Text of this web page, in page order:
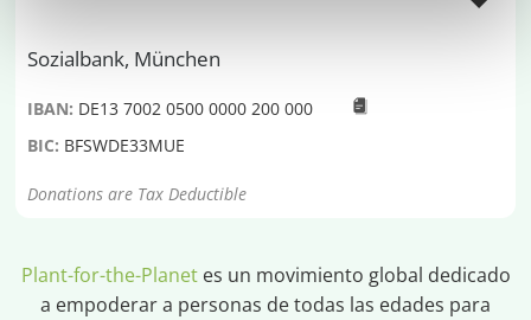
Sozialbank, München
IBAN: DE13 7002 0500 0000 200 000
BIC: BFSWDE33MUE
Donations are Tax Deductible
Plant-for-the-Planetes un movimiento global dedicado
a empoderar a personas de todas las edades para